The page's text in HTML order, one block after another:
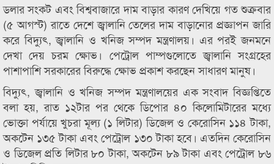
ডলার সংকট এবং বিশ্ববাজারে দাম বাড়ার কারণ দেখিয়ে গত শুক্রবার
(৫ আগস্ট) রাতে দেশে জ্বালানি তেলের দাম বাড়ানোর প্রজ্ঞাপন জারি
করে বিদ্যুৎ, জ্বালানি ও খনিজ সম্পদ মন্ত্রণালয়। এর পরই জনমনে
দেখা দেয় চরম ক্ষোভ। পেট্রোল পাম্পগুলোতে জ্বালানি সংগ্রহের
পাশাপাশি সরকারের বিরুদ্ধে ক্ষোভ প্রকাশ করছেন সাধারণ মানুষ।
বিদ্যুৎ, জ্বালানি ও খনিজ সম্পদ মন্ত্রণালয়ের এক সংবাদ বিজ্ঞপ্তিতে
বলা হয়, রাত ১২টার পর থেকে ডিপোর ৪০ কিলোমিটারের মধ্যে
ভোক্তা পর্যায়ে খুচরা মূল্য (১ লিটার) ডিজেল ও কেরোসিন ১১৪ টাকা,
অকটেন ১৩৫ টাকা এবং পেট্রোল ১৩০ টাকা হবে। এতদিন কেরোসিন
ও ডিজেল প্রতি লিটার ৮০ টাকা, অকটেন ৮৯ টাকা এবং পেট্রোল ৮৬